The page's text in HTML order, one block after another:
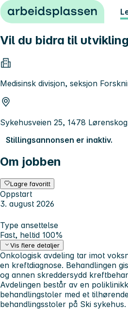
Hopp til innhold
Vil du bidra til
Medisinsk divisjon, seksjon
Sykehusveien 25, 1478 Lørenskog
Stillingsannonsen er inaktiv.
Om jobben
Lagre favoritt
Oppstart
3. august 2026
Type ansettelse
Fast, heltid 100%
Vis flere detaljer
Onkologisk avdeling tar imot
en kreftdiagnose. Behandlingen
og annen skreddersydd
Avdelingen består av en
behandlingstoler med et
behandlingsstoler på Ski